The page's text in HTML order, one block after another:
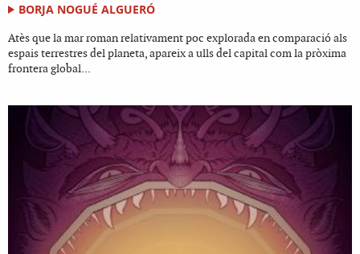
BORJA NOGUÉ ALGUERÓ
Atès que la mar roman relativament poc explorada en comparació als
espais terrestres del planeta, apareix a ulls del capital com la pròxima
frontera global...